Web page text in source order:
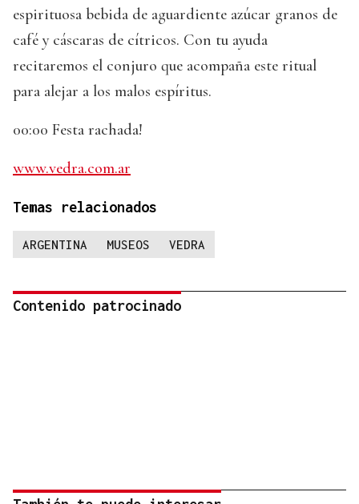
espirituosa bebida de aguardiente azúcar granos de
café y cáscaras de cítricos. Con tu ayuda
recitaremos el conjuro que acompaña este ritual
para alejar a los malos espíritus.
00:00 Festa rachada!
www.vedra.com.ar
Temas relacionados
ARGENTINA MUSEOS VEDRA
Contenido patrocinado